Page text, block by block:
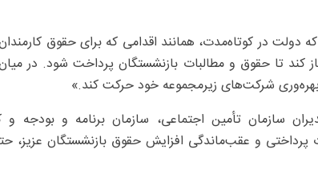
دولت در کوتاه‌مدت، همانند اقدامی که برای حقوق
کند تا حقوق و مطالبات بازنشستگان پرداخت شود. در
شرکت‌های زیرمجموعه خود حرکت کند.»
سازمان تأمین اجتماعی، سازمان برنامه و بودجه و
پرداختی و عقب‌ماندگی افزایش حقوق بازنشستگان عزیز،